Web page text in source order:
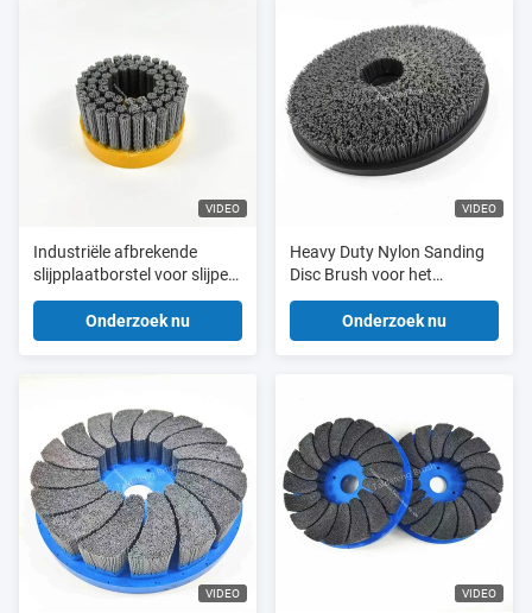
VIDEO
Industriële afbrekende
slijpplaatborstel voor slijpen
en polijsten
Onderzoek nu
VIDEO
Heavy Duty Nylon Sanding
Disc Brush voor het
afwerken van
aluminiumpolijst
Onderzoek nu
VIDEO VIDEO